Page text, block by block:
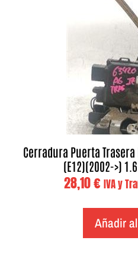
Cerradura Puerta
(E12)(2002->)
28,10€ IVA y
Añadir